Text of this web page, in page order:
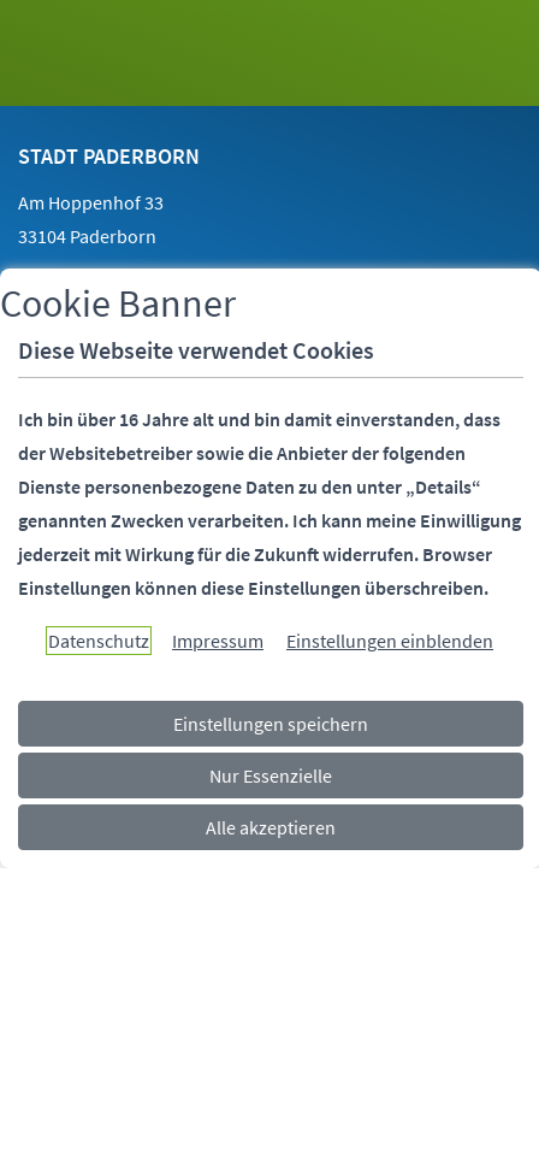
STADT PADERBORN
Am Hoppenhof 33
33104 Paderborn
Telefon: 05251 88-0
Fax:
05251 88-2000
E-Mail: info@paderborn.de
SOCIALMEDIA
Paderborn überzeugt.
Impressum Datenschutz
Cookie Banner
Diese Webseite verwendet Cookies
Ich bin über 16 Jahre alt und bin damit einverstanden, dass
der Websitebetreiber sowie die Anbieter der folgenden
Dienste personenbezogene Daten zu den unter „Details“
genannten Zwecken verarbeiten. Ich kann meine Einwilligung
jederzeit mit Wirkung für die Zukunft widerrufen. Browser
Einstellungen können diese Einstellungen überschreiben.
Datenschutz Impressum Einstellungen einblenden
Einstellungen speichern
Nur Essenzielle
Alle akzeptieren